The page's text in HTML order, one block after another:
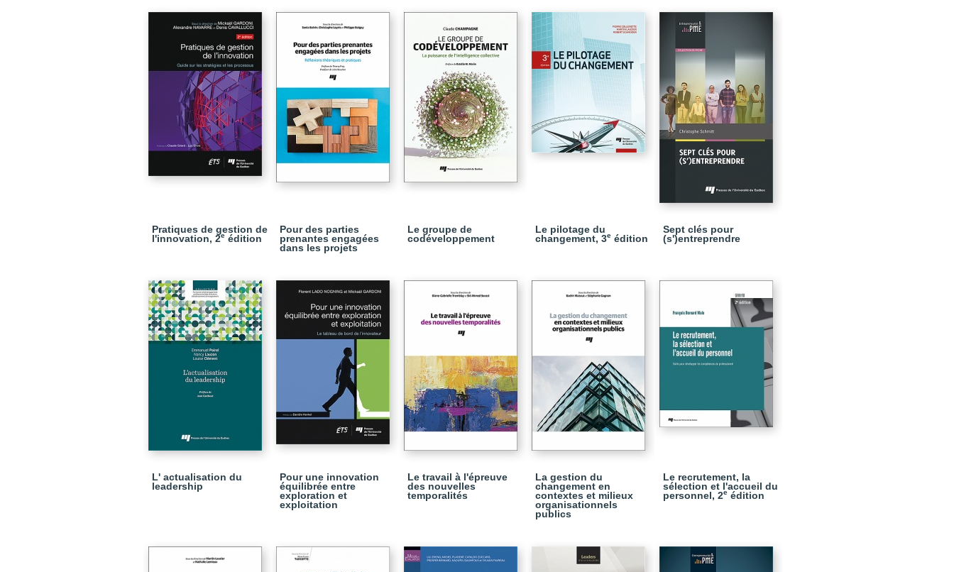
Pratiques de gestion de
l'innovation, 2e édition
Pour des parties
prenantes engagées
dans les projets
Le groupe de
codéveloppement
Le pilotage du
changement, 3e édition
Sept clés pour
(s')entreprendre
L' actualisation du
leadership
Pour une innovation
équilibrée entre
exploration et
exploitation
Le travail à l'épreuve
des nouvelles
temporalités
La gestion du
changement en
contextes et milieux
organisationnels
publics
Le recrutement, la
sélection et l'accueil du
personnel, 2e édition